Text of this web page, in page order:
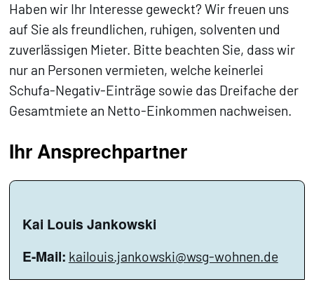
Haben wir Ihr Interesse geweckt? Wir freuen uns
auf Sie als freundlichen, ruhigen, solventen und
zuverlässigen Mieter. Bitte beachten Sie, dass wir
nur an Personen vermieten, welche keinerlei
Schufa-Negativ-Einträge sowie das Dreifache der
Gesamtmiete an Netto-Einkommen nachweisen.
Ihr Ansprechpartner
Kai Louis Jankowski
E-Mail: kailouis.jankowski@wsg-wohnen.de